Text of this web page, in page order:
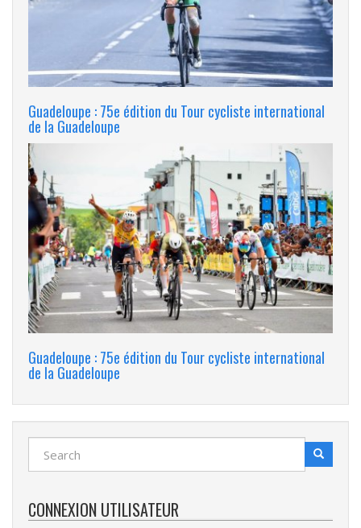
Guadeloupe : 75e édition du Tour cycliste international
de la Guadeloupe
Guadeloupe : 75e édition du Tour cycliste international
de la Guadeloupe
Recherche Search
CONNEXION UTILISATEUR